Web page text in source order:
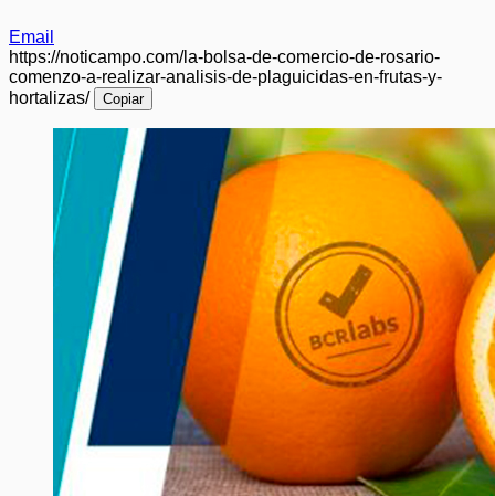
Email
https://noticampo.com/la-bolsa-de-comercio-de-rosario-
comenzo-a-realizar-analisis-de-plaguicidas-en-frutas-y-
hortalizas/
Copiar